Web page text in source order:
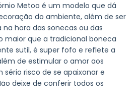
Metoo é um modelo que dá
do ambiente, além de ser
hora das sonecas ou das
maior que a tradicional boneca
sutil, é super fofo e reflete a
de estimular o amor aos
sério risco de se apaixonar e
deixe de conferir todos os